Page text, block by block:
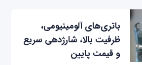
باتری‌های آلومینیومی،
ظرفیت بالا، شارژدهی سریع
و قیمت پایین